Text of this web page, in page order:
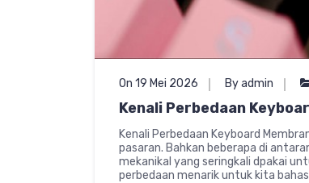
On 19 Mei 2026 By admin
Kenali Perbedaan
Kenali Perbedaan Keyboard
pasaran. Bahkan beberapa di
mekanikal yang seringkali dpakai
perbedaan menarik untuk kita